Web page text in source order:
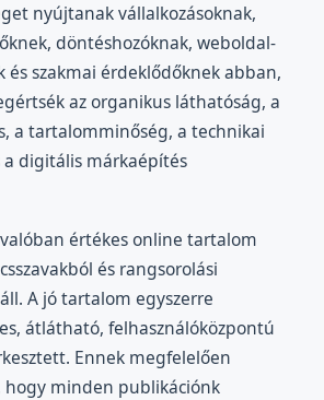
nyújtanak vállalkozásoknak,
döntéshozóknak, weboldal-
és szakmai érdeklődőknek abban,
az organikus láthatóság, a
a tartalomminőség, a technikai
digitális márkaépítés
értékes online tartalom
és rangsorolási
A jó tartalom egyszerre
átlátható, felhasználóközpontú
Ennek megfelelően
hogy minden publikációnk